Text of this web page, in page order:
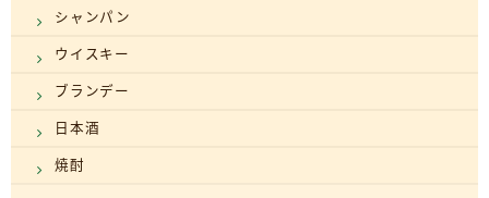
シャンパン
ウイスキー
ブランデー
日本酒
焼酎